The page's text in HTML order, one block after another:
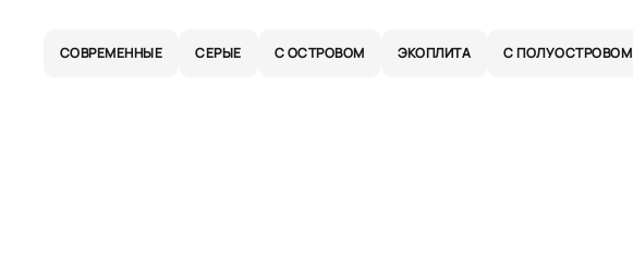
СОВРЕМЕННЫЕ СЕРЫЕ С ОСТРОВОМ ЭКОПЛИТА С ПОЛУОСТРОВОМ